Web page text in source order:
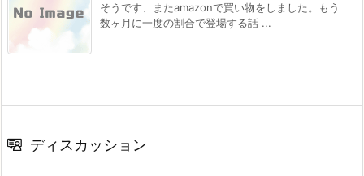
そうです、またamazonで買い物をしました。もう
数ヶ月に一度の割合で登場する話 ...
ディスカッション